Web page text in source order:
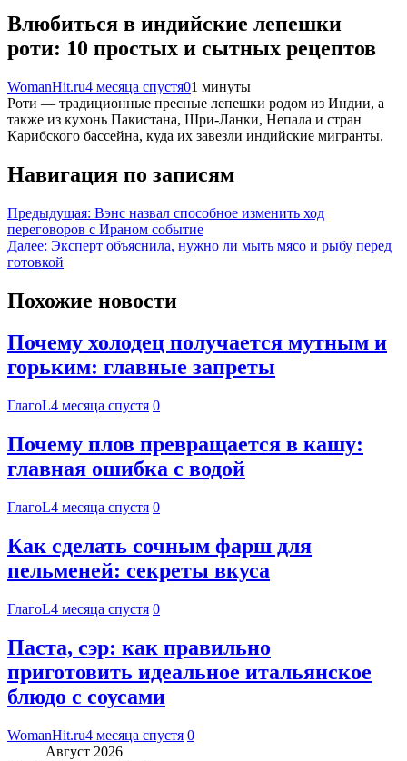
Влюбиться в индийские лепешки
роти: 10 простых и сытных рецептов
WomanHit.ru4 месяца спустя01 минуты
Роти — традиционные пресные лепешки родом из Индии, а
также из кухонь Пакистана, Шри-Ланки, Непала и стран
Карибского бассейна, куда их завезли индийские мигранты.
Навигация по записям
Предыдущая: Вэнс назвал способное изменить ход
переговоров с Ираном событие
Далее: Эксперт объяснила, нужно ли мыть мясо и рыбу перед
готовкой
Похожие новости
Почему холодец получается мутным и
горьким: главные запреты
ГлагоL4 месяца спустя 0
Почему плов превращается в кашу:
главная ошибка с водой
ГлагоL4 месяца спустя 0
Как сделать сочным фарш для
пельменей: секреты вкуса
ГлагоL4 месяца спустя 0
Паста, сэр: как правильно
приготовить идеальное итальянское
блюдо с соусами
WomanHit.ru4 месяца спустя 0
Август 2026